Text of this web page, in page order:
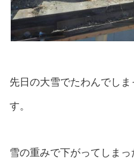
先日の大雪でたわんでし
す。
雪の重みで下がってしまっ